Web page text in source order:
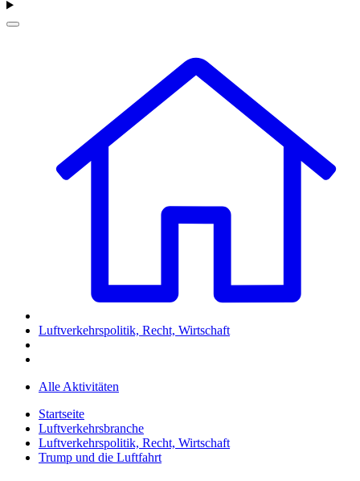
Luftverkehrspolitik, Recht, Wirtschaft
Alle Aktivitäten
Startseite
Luftverkehrsbranche
Luftverkehrspolitik, Recht, Wirtschaft
Trump und die Luftfahrt